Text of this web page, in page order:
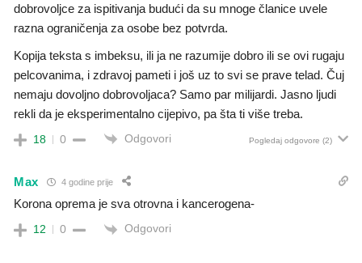
dobrovoljce za ispitivanja budući da su mnoge članice uvele
razna ograničenja za osobe bez potvrda.
Kopija teksta s imbeksu, ili ja ne razumije dobro ili se ovi rugaju
pelcovanima, i zdravoj pameti i još uz to svi se prave telad. Čuj
nemaju dovoljno dobrovoljaca? Samo par milijardi. Jasno ljudi
rekli da je eksperimentalno cijepivo, pa šta ti više treba.
18 0 Odgovori Pogledaj odgovore (2)
Max 4 godine prije
Korona oprema je sva otrovna i kancerogena-
12 0 Odgovori